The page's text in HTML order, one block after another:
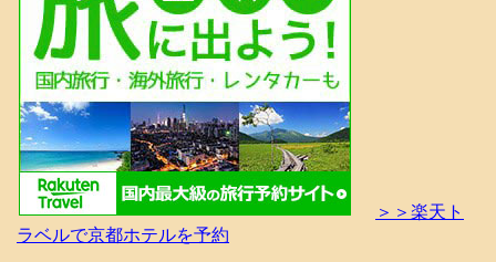
＞＞楽天ト
ラベルで京都ホテルを予約